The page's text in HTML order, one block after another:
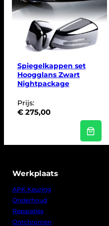
Spiegelkappen set
Hoogglans Zwart
Nightpackage
Prijs:
€275,00
Werkplaats
APK Keuring
Onderhoud
Reparaties
Ontchromen